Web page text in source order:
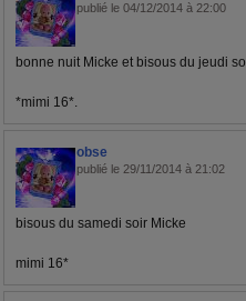
publié le 04/12/2014 à 22:00
bonne nuit Micke et bisous du jeudi
*mimi 16*.
obse
publié le 29/11/2014 à 21:02
bisous du samedi soir Micke
mimi 16*